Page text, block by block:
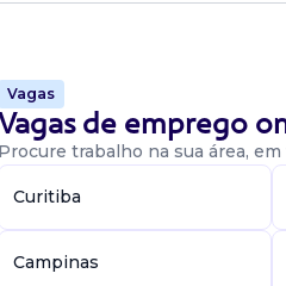
public...
3 Vagas De Advogado
Advogado civilista
Confidencial
Vagas
de emprego
Procure trabalho na sua área,
Curitiba
Campinas